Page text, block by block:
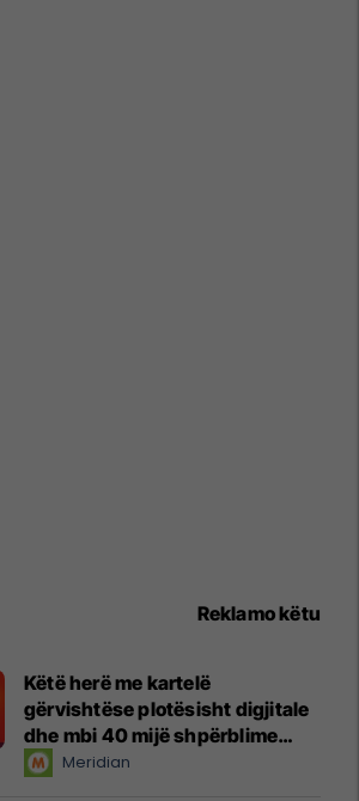
Reklamo këtu
Këtë herë me kartelë
gërvishtëse plotësisht digjitale
dhe mbi 40 mijë shpërblime
instant!Meridian